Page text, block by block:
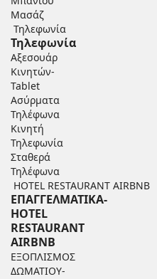
Μασάζ
Τηλεφωνία
Τηλεφωνία
Αξεσουάρ
Κινητών-
Tablet
Ασύρματα
Τηλέφωνα
Κινητή
Τηλεφωνία
Σταθερά
Τηλέφωνα
HOTEL RESTAURANT AIRBNB
ΕΠΑΓΓΕΛΜΑΤΙΚΑ-
HOTEL
RESTAURANT
AIRBNB
ΕΞΟΠΛΙΣΜΟΣ
ΔΩΜΑΤΙΟΥ-